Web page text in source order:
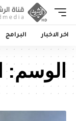
اخر الاخبار البرامج
الوسم: